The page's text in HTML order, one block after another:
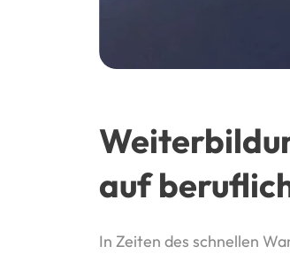
auf
In Zeiten des schnellen